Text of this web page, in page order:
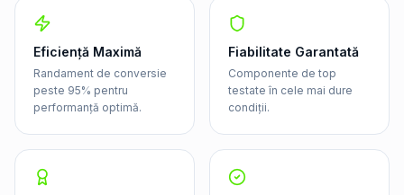
Eficiență Maximă
Randament de conversie
peste 95% pentru
performanță optimă.
Fiabilitate Garantată
Componente de top
testate în cele mai dure
condiții.